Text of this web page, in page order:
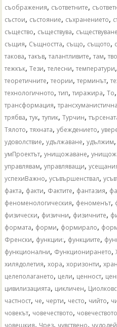
съображения, съответните,
състои, състояние, съхранението,
същество, съществува, съществуване
същия, Същността, също, същото,
такова,такъв,талантливите,там,
тежкък,Тези,телесни,температури
теоретичните,теории,терминът,
технологичното,тип,тиражира,То
трансформация,трансхуманистична
трябва,тук,тупик,Турчин,
Тялото,тяхната,убеждението,
удоволствие,удължаване,удължим
умПроектът,унищожаване,
управлявам,управляващи,
успехиВажно,усъвършенствал,
факта, факти, Фактите, фантазия,
феноменологическия, феноменът,
физически, физични, физичните,
формата, форми, формирало,
Френски, функции:, функциите,
функционални, Функционирането,
хилядолетия,хора,хоризонти,
целеполагането, цели, ценност,
цивилизацията, цикличен,
частност, че, черти, често, чийто,
човекът, човечеството,
човешкия, Чрез, чувствено,